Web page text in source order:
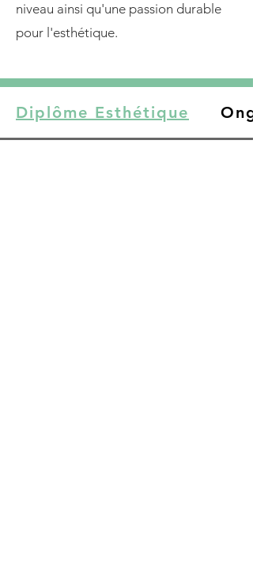
niveau ainsi qu'une passion durable
pour l'esthétique.
Diplôme Esthétique